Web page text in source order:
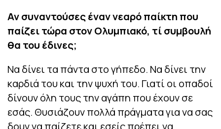
Αν συναντούσες έναν νεαρό παίκτη που
παίζει τώρα στον Ολυμπιακό, τί συμβουλή
θα του έδινες;
Να δίνει τα πάντα στο γήπεδο. Να δίνει την
καρδιά του και την ψυχή του. Γιατί οι οπαδοί
δίνουν όλη τους την αγάπη που έχουν σε
εσάς. Θυσιάζουν πολλά πράγματα για να σας
δουν να παίζετε και εσείς πρέπει να